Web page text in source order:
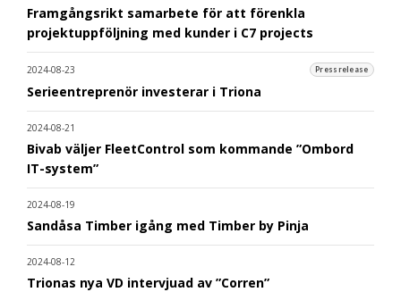
Framgångsrikt samarbete för att förenkla
projektuppföljning med kunder i C7 projects
2024-08-23 Pressrelease
Serieentreprenör investerar i Triona
2024-08-21
Bivab väljer FleetControl som kommande ”Ombord
IT-system”
2024-08-19
Sandåsa Timber igång med Timber by Pinja
2024-08-12
Trionas nya VD intervjuad av ”Corren”